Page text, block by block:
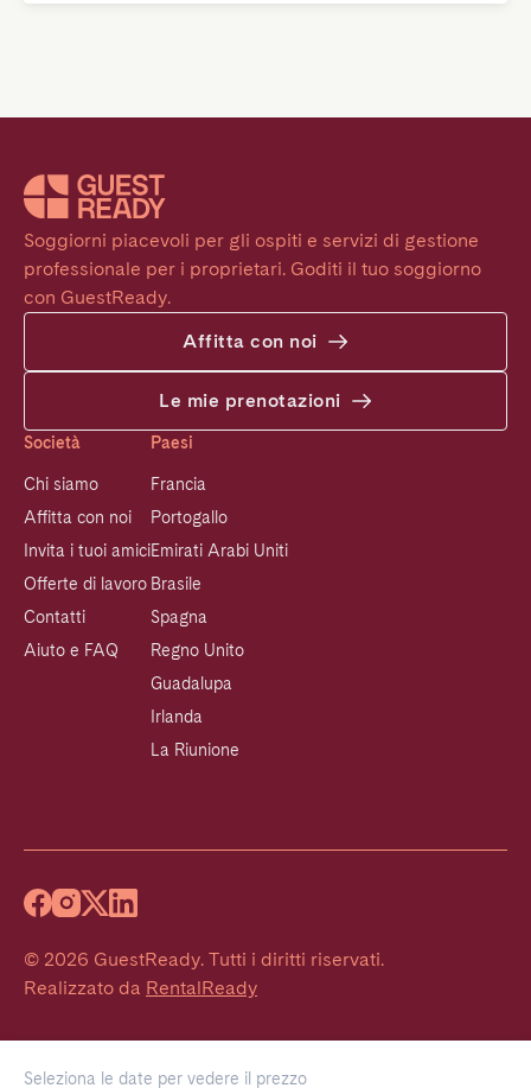
Seleziona le date per vedere il prezzo
Soggiorni piacevoli per gli ospiti e servizi di gestione
professionale per i proprietari. Goditi il tuo soggiorno
con GuestReady.
Affitta con noi
Le mie prenotazioni
Società
Chi siamo
Affitta con noi
Invita i tuoi amici
Offerte di lavoro
Contatti
Aiuto e FAQ
Paesi
Francia
Portogallo
Emirati Arabi Uniti
Brasile
Spagna
Regno Unito
Guadalupa
Irlanda
La Riunione
© 2026 GuestReady. Tutti i diritti riservati.
Realizzato da RentalReady